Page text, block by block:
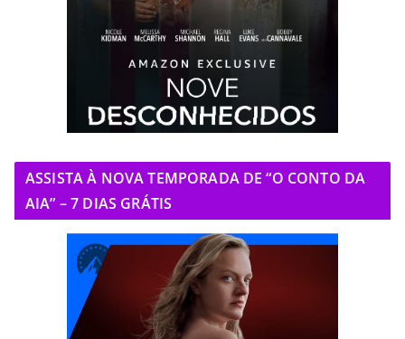
ASSISTA À NOVA TEMPORADA DE “O CONTO DA
AIA” – 7 DIAS GRÁTIS